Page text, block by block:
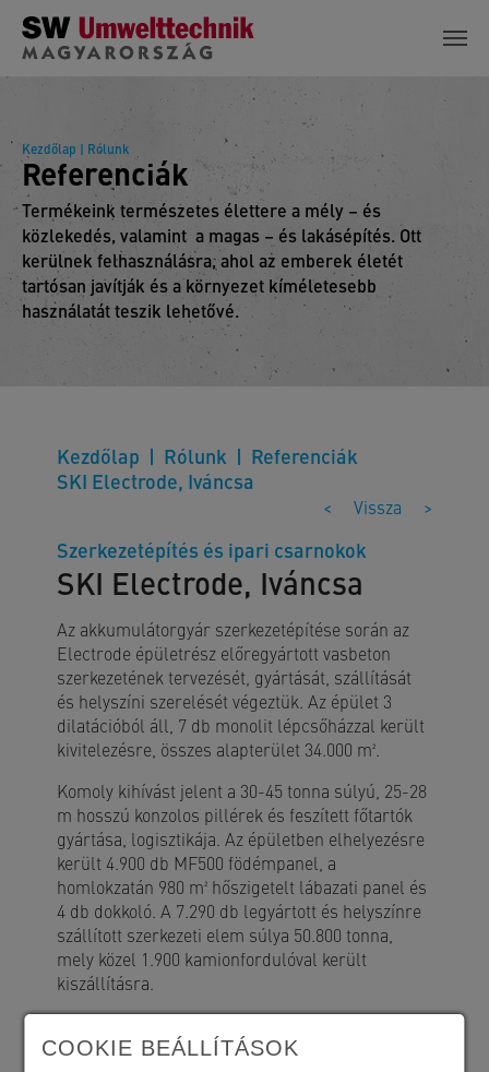
Skip to main content
Kezdőlap | Rólunk
Referenciák
Termékeink természetes élettere a mély – és
közlekedés, valamint a magas – és lakásépítés. Ott
kerülnek felhasználásra, ahol az emberek életét
tartósan javítják és a környezet kíméletesebb
használatát teszik lehetővé.
Kezdőlap Rólunk
Referenciák
SKI Electrode, Iváncsa
< Vissza >
Szerkezetépítés és ipari csarnokok
SKI Electrode, Iváncsa
Az akkumulátorgyár szerkezetépítése során az
Electrode épületrész előregyártott vasbeton
szerkezetének tervezését, gyártását, szállítását
és helyszíni szerelését végeztük. Az épület 3
dilatációból áll, 7 db monolit lépcsőházzal került
kivitelezésre, összes alapterület 34.000 m².
Komoly kihívást jelent a 30-45 tonna súlyú, 25-28
m hosszú konzolos pillérek és feszített főtartók
gyártása, logisztikája. Az épületben elhelyezésre
került 4.900 db MF500 födémpanel, a
homlokzatán 980 m² hőszigetelt lábazati panel és
4 db dokkoló. A 7.290 db legyártott és helyszínre
szállított szerkezeti elem súlya 50.800 tonna,
mely közel 1.900 kamionfordulóval került
kiszállításra.
COOKIE BEÁLLÍTÁSOK